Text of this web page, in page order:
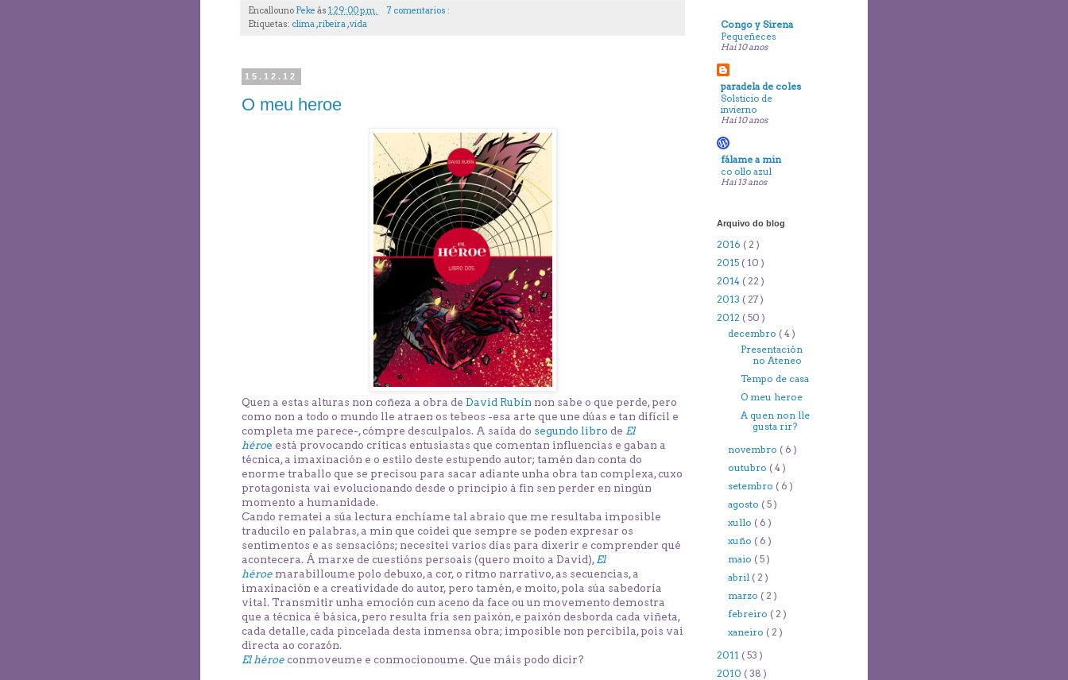
Encallouno Peke ás 1:29:00 p.m.
7 comentarios :
Etiquetas: clima,ribeira,vida
15.12.12
O meu heroe
Quen a estas alturas non coñeza a obra de David Rubín non sabe o que perde, pero
como non a todo o mundo lle atraen os tebeos -esa arte que une dúas e tan difícil e
completa me parece-, cómpre desculpalos. A saída do segundo libro de El
héroe está provocando críticas entusiastas que comentan influencias e gaban a
técnica, a imaxinación e o estilo deste estupendo autor; tamén dan conta do
enorme traballo que se precisou para sacar adiante unha obra tan complexa, cuxo
protagonista vai evolucionando desde o principio á fin sen perder en ningún
momento a humanidade.
Cando rematei a súa lectura enchíame tal abraio que me resultaba imposible
traducilo en palabras, a min que coidei que sempre se poden expresar os
sentimentos e as sensacións; necesitei varios días para dixerir e comprender qué
acontecera. Á marxe de cuestións persoais (quero moito a David), El
héroe marabilloume polo debuxo, a cor, o ritmo narrativo, as secuencias, a
imaxinación e a creatividade do autor, pero tamén, e moito, pola súa sabedoría
vital. Transmitir unha emoción cun aceno da face ou un movemento demostra
que a técnica é básica, pero resulta fría sen paixón, e paixón desborda cada viñeta,
cada detalle, cada pincelada desta inmensa obra; imposible non percibila, pois vai
directa ao corazón.
El héroeconmoveume e conmocionoume. Que máis podo dicir?
Congo y Sirena
Pequeñeces
Hai 10 anos
paradela de coles
Solsticio de
invierno
Hai 10 anos
fálame a min
co ollo azul
Hai 13 anos
Arquivo do blog
2016 ( 2 )
2015 ( 10 )
2014 ( 22 )
2013 ( 27 )
2012 ( 50 )
decembro ( 4 )
Presentación
no Ateneo
Tempo de casa
O meu heroe
A quen non lle
gusta rir?
novembro ( 6 )
outubro ( 4 )
setembro ( 6 )
agosto ( 5 )
xullo ( 6 )
xuño ( 6 )
maio ( 5 )
abril ( 2 )
marzo ( 2 )
febreiro ( 2 )
xaneiro ( 2 )
2011 ( 53 )
2010 ( 38 )